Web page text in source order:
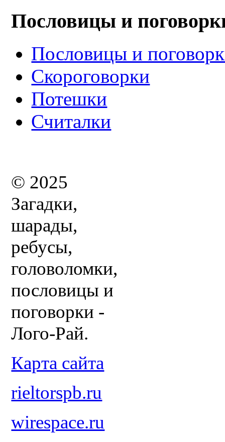
Пословицы и
Пословицы и
Скороговорки
Потешки
Считалки
© 2025
Загадки,
шарады,
ребусы,
головоломки,
пословицы и
поговорки -
Лого-Рай.
Карта сайта
rieltorspb.ru
wirespace.ru